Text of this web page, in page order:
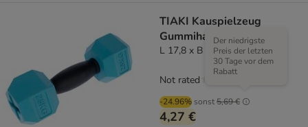
TIAKI Kauspielzeug
Gummihantel
L 17,8 x B 7 x H 6 cm
-24.96% sonst5,69 €
Der niedrigste
Preis der letzten
30 Tage vor dem
Rabatt
4,27 €
Not rated